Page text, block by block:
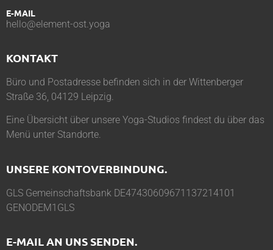
E-MAIL
hello@element-ost.yoga
KONTAKT
Büro und Postadresse befinden sich in der Wittenberger
Straße 36, 04129 Leipzig.
Eine Übersicht über unsere Yoga-Studios findest du über das
Menü unter Standorte.
UNSERE KONTOVERBINDUNG.
GLS Gemeinschaftsbank DE47430609671137214101
GENODEM1GLS
E-MAIL AN UNS SENDEN.